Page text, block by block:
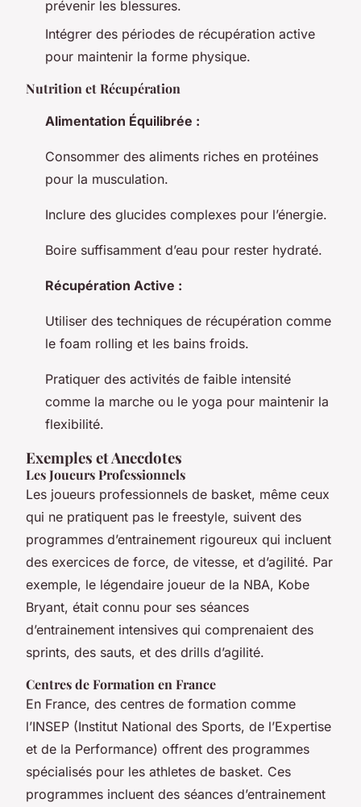
prévenir les blessures.
Intégrer des périodes de récupération active
pour maintenir la forme physique.
Nutrition et Récupération
Alimentation Équilibrée :
Consommer des aliments riches en protéines
pour la musculation.
Inclure des glucides complexes pour l’énergie.
Boire suffisamment d’eau pour rester hydraté.
Récupération Active :
Utiliser des techniques de récupération comme
le foam rolling et les bains froids.
Pratiquer des activités de faible intensité
comme la marche ou le yoga pour maintenir la
flexibilité.
Exemples et Anecdotes
Les Joueurs Professionnels
Les joueurs professionnels de basket, même ceux
qui ne pratiquent pas le freestyle, suivent des
programmes d’entrainement rigoureux qui incluent
des exercices de force, de vitesse, et d’agilité. Par
exemple, le légendaire joueur de la NBA, Kobe
Bryant, était connu pour ses séances
d’entrainement intensives qui comprenaient des
sprints, des sauts, et des drills d’agilité.
Centres de Formation en France
En France, des centres de formation comme
l’INSEP (Institut National des Sports, de l’Expertise
et de la Performance) offrent des programmes
spécialisés pour les athletes de basket. Ces
programmes incluent des séances d’entrainement